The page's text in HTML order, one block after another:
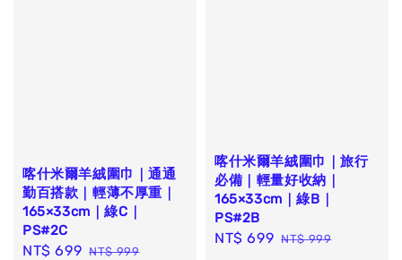
喀什米爾羊絨圍巾｜通通
勤百搭款｜輕薄不厚重｜
165×33cm｜綠C｜
PS#2C
Sale
NT$ 699 Regular
NT$ 999
喀什米爾羊絨圍巾｜旅行
必備｜輕量好收納｜
165×33cm｜綠B｜
PS#2B
Sale
NT$ 699 Regular
NT$ 999